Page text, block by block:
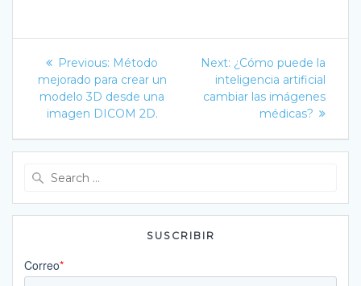
Navegación
de
entradas
Previous: Previous
post:
Método
mejorado para crear un
modelo 3D desde una
imagen DICOM 2D.
Next: Next
post:
¿Cómo puede la
inteligencia artificial
cambiar las imágenes
médicas?
SUSCRIBIR